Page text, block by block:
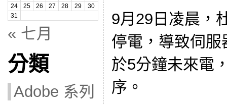
24
25 26 27 28 29
30
31
« 七月
分類
Adobe 系列
9月29日凌晨，
停電，導致伺
於5分鐘未來電
序。